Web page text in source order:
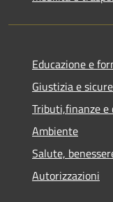
Educazione e
Giustizia e
Tributi,finanze
Ambiente
Salute,
Autorizzazioni